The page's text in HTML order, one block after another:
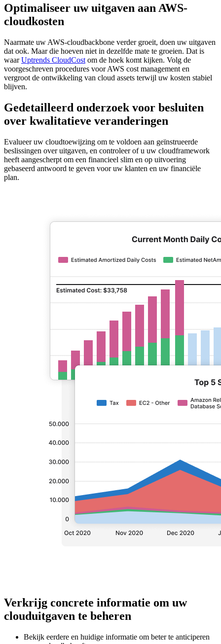
Optimaliseer uw uitgaven aan AWS-
cloudkosten
Naarmate uw AWS-cloudbackbone verder groeit, doen uw uitgaven
dat ook. Maar die hoeven niet in dezelfde mate te groeien. Dat is
waarUptrends CloudCost om de hoek komt kijken. Volg de
voorgeschreven procedures voor AWS cost management en
vergroot de ontwikkeling van cloud assets terwijl uw kosten stabiel
blijven.
Gedetailleerd onderzoek voor besluiten
over kwalitatieve veranderingen
Evalueer uw cloudtoewijzing om te voldoen aan geïnstrueerde
beslissingen over uitgaven, en controleer of u uw cloudframework
heeft aangescherpt om een financieel slim en op uitvoering
gebaseerd antwoord te geven voor uw klanten en uw financiële
plan.
Verkrijg concrete informatie om uw
clouduitgaven te beheren
Bekijk eerdere en huidige informatie om beter te anticiperen